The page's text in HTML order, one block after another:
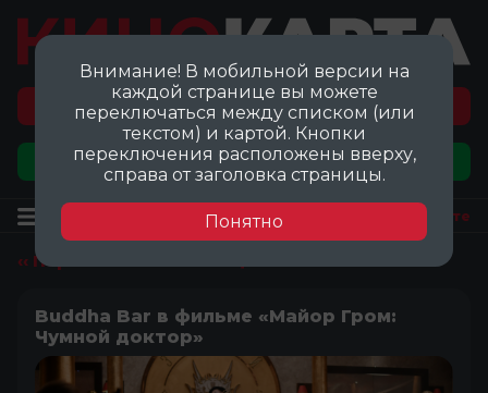
Перейти на карту локаций ©
Добавить локацию
Посмотреть на карте
‹‹ Перейти ко всем локациям
Buddha Bar в фильме «Майор Гром:
Чумной доктор»
Внимание! В мобильной версии на
каждой странице вы можете
переключаться между списком (или
текстом) и картой. Кнопки
переключения расположены вверху,
справа от заголовка страницы.
Понятно